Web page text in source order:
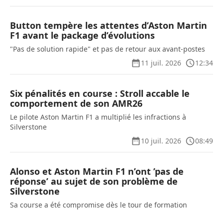
Button tempère les attentes d’Aston Martin
F1 avant le package d’évolutions
"Pas de solution rapide" et pas de retour aux avant-postes
11 juil. 2026
12:34
Six pénalités en course : Stroll accable le
comportement de son AMR26
Le pilote Aston Martin F1 a multiplié les infractions à
Silverstone
10 juil. 2026
08:49
Alonso et Aston Martin F1 n’ont ’pas de
réponse’ au sujet de son problème de
Silverstone
Sa course a été compromise dès le tour de formation